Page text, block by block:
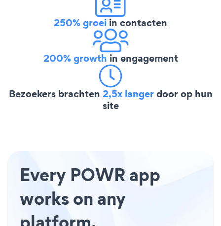
250% groei in contacten
200% growth in engagement
Bezoekers brachten 2,5x langerdoor op hun
site
Every POWR app
works on any